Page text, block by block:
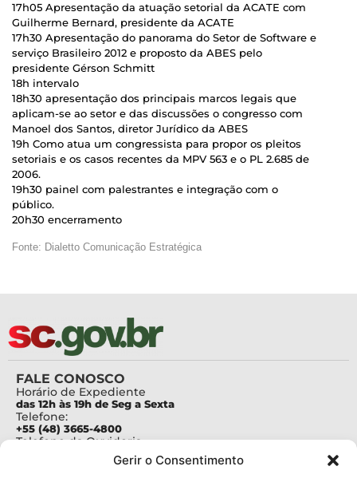
Gerir o Consentimento
17h05 Apresentação da atuação setorial da ACATE com
Guilherme Bernard, presidente da ACATE
17h30 Apresentação do panorama do Setor de Software e
serviço Brasileiro 2012 e proposto da ABES pelo
presidente Gérson Schmitt
18h intervalo
18h30 apresentação dos principais marcos legais que
aplicam-se ao setor e das discussões o congresso com
Manoel dos Santos, diretor Jurídico da ABES
19h Como atua um congressista para propor os pleitos
setoriais e os casos recentes da MPV 563 e o PL 2.685 de
2006.
19h30 painel com palestrantes e integração com o
público.
20h30 encerramento
Fonte: Dialetto Comunicação Estratégica
FALE CONOSCO
Horário de Expediente
das 12h às 19h de Seg a Sexta
Telefone:
+55 (48) 3665-4800
Telefone da Ouvidoria